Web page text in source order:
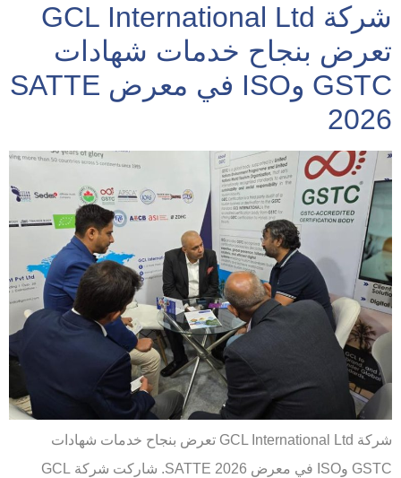
شركة GCL International Ltd
تعرض بنجاح خدمات شهادات
GSTC وISO في معرض SATTE
2026
شركة GCL International Ltd تعرض بنجاح خدمات شهادات
GSTC وISO في معرض SATTE 2026. شاركت شركة GCL